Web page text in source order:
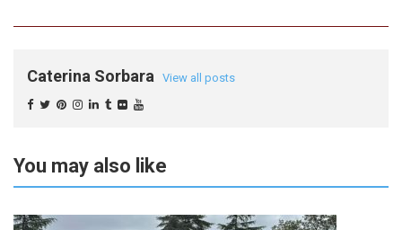
Caterina Sorbara View all posts
You may also like